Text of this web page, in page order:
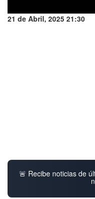
21 de Abril, 2025 21:30
🚨 Recibe noticias de